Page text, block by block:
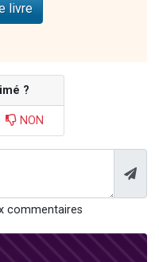
livre
?
NON
commentaires